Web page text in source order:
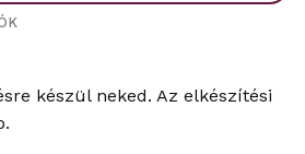
készül neked. Az elkészítési